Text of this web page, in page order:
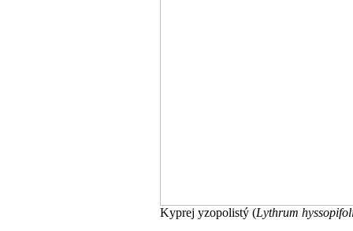
Kyprej yzopolistý (Lythrum